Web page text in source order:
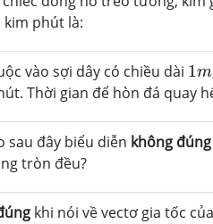
kim phút là:
vào sợi dây có chiều dài 1m
1m
Thời gian để hòn đá quay
sau đây biểu diễn không đúng
tròn đều?
khi nói về vectơ gia tốc